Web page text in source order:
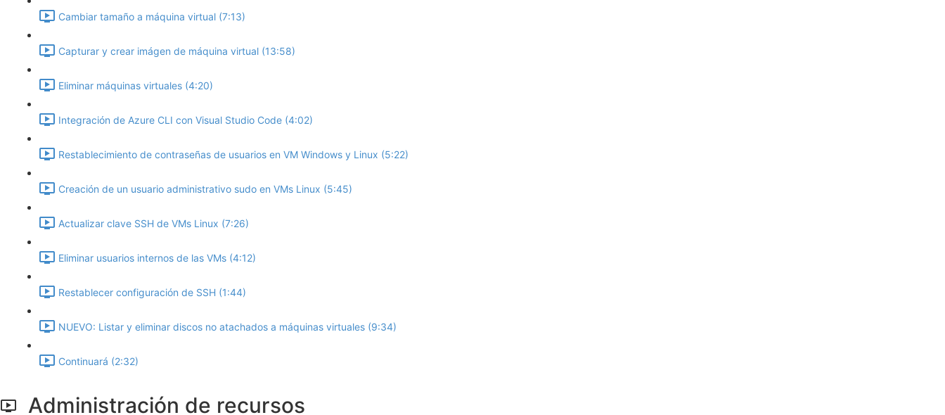
Cambiar tamaño a máquina virtual (7:13)
Capturar y crear imágen de máquina virtual (13:58)
Eliminar máquinas virtuales (4:20)
Integración de Azure CLI con Visual Studio Code (4:02)
Restablecimiento de contraseñas de usuarios en VM Windows y Linux (5:22)
Creación de un usuario administrativo sudo en VMs Linux (5:45)
Actualizar clave SSH de VMs Linux (7:26)
Eliminar usuarios internos de las VMs (4:12)
Restablecer configuración de SSH (1:44)
NUEVO: Listar y eliminar discos no atachados a máquinas virtuales (9:34)
Continuará (2:32)
Administración de recursos